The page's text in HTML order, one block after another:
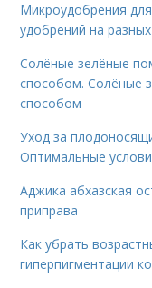
Микроудобрения
удобрений на
Солёные зелёные
способом. Солёные
способом
Уход за
Оптимальные
Аджика абхазская
приправа
Как убрать
гиперпигментации